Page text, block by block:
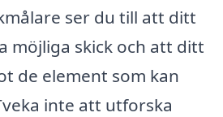
ser du till att ditt
möjliga skick och att ditt
de element som kan
inte att utforska